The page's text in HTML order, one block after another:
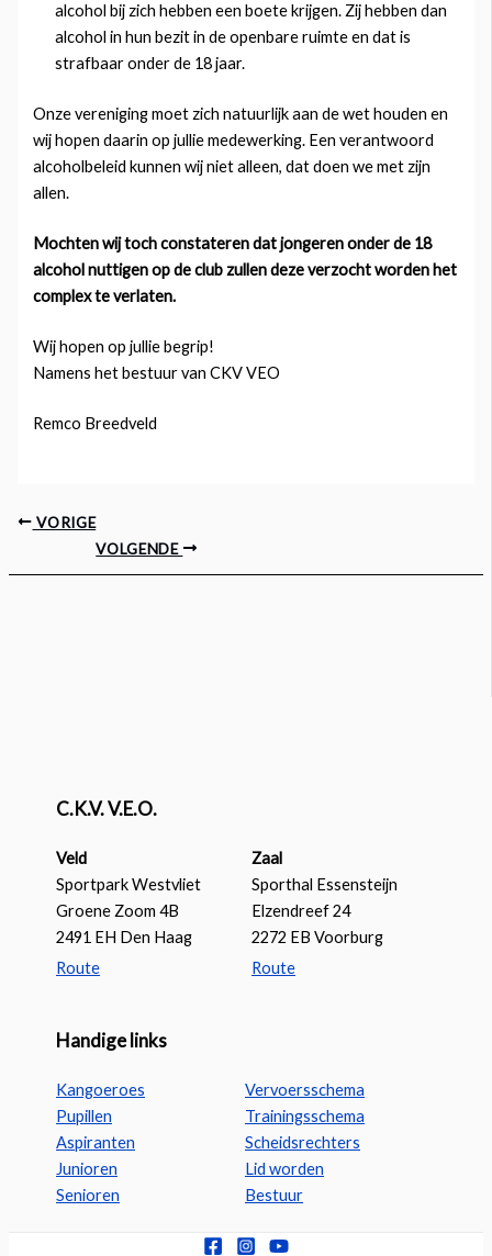
alcohol bij zich hebben een boete krijgen. Zij hebben dan
alcohol in hun bezit in de openbare ruimte en dat is
strafbaar onder de 18 jaar.
Onze vereniging moet zich natuurlijk aan de wet houden en
wij hopen daarin op jullie medewerking. Een verantwoord
alcoholbeleid kunnen wij niet alleen, dat doen we met zijn
allen.
Mochten wij toch constateren dat jongeren onder de 18
alcohol nuttigen op de club zullen deze verzocht worden het
complex te verlaten.
Wij hopen op jullie begrip!
Namens het bestuur van CKV VEO
Remco Breedveld
VORIGE
VOLGENDE
C.K.V. V.E.O.
Veld
Sportpark Westvliet
Groene Zoom 4B
2491 EH Den Haag
Zaal
Sporthal Essensteijn
Elzendreef 24
2272 EB Voorburg
Route
Route
Handige links
Kangoeroes
Pupillen
Aspiranten
Junioren
Senioren
Vervoersschema
Trainingsschema
Scheidsrechters
Lid worden
Bestuur